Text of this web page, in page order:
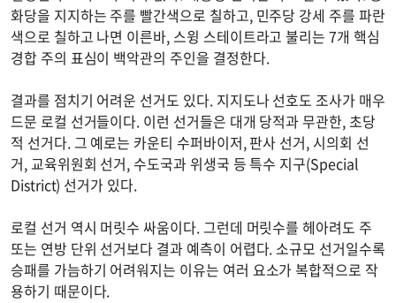
화당을 지지하는 주를 빨간색으로 칠하고, 민주당 강세 주를 파란
색으로 칠하고 나면 이른바, 스윙 스테이트라고 불리는 7개 핵심
경합 주의 표심이 백악관의 주인을 결정한다.
결과를 점치기 어려운 선거도 있다. 지지도나 선호도 조사가 매우
드문 로컬 선거들이다. 이런 선거들은 대개 당적과 무관한, 초당
적 선거다. 그 예로는 카운티 수퍼바이저, 판사 선거, 시의회 선
거, 교육위원회 선거, 수도국과 위생국 등 특수 지구(Special
District) 선거가 있다.
로컬 선거 역시 머릿수 싸움이다. 그런데 머릿수를 헤아려도 주
또는 연방 단위 선거보다 결과 예측이 어렵다. 소규모 선거일수록
승패를 가늠하기 어려워지는 이유는 여러 요소가 복합적으로 작
용하기 때문이다.